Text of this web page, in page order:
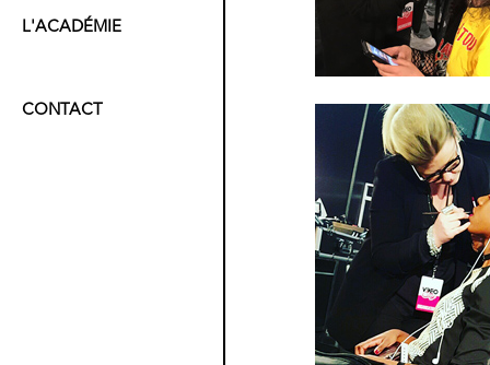
L'ACADÉMIE
CONTACT